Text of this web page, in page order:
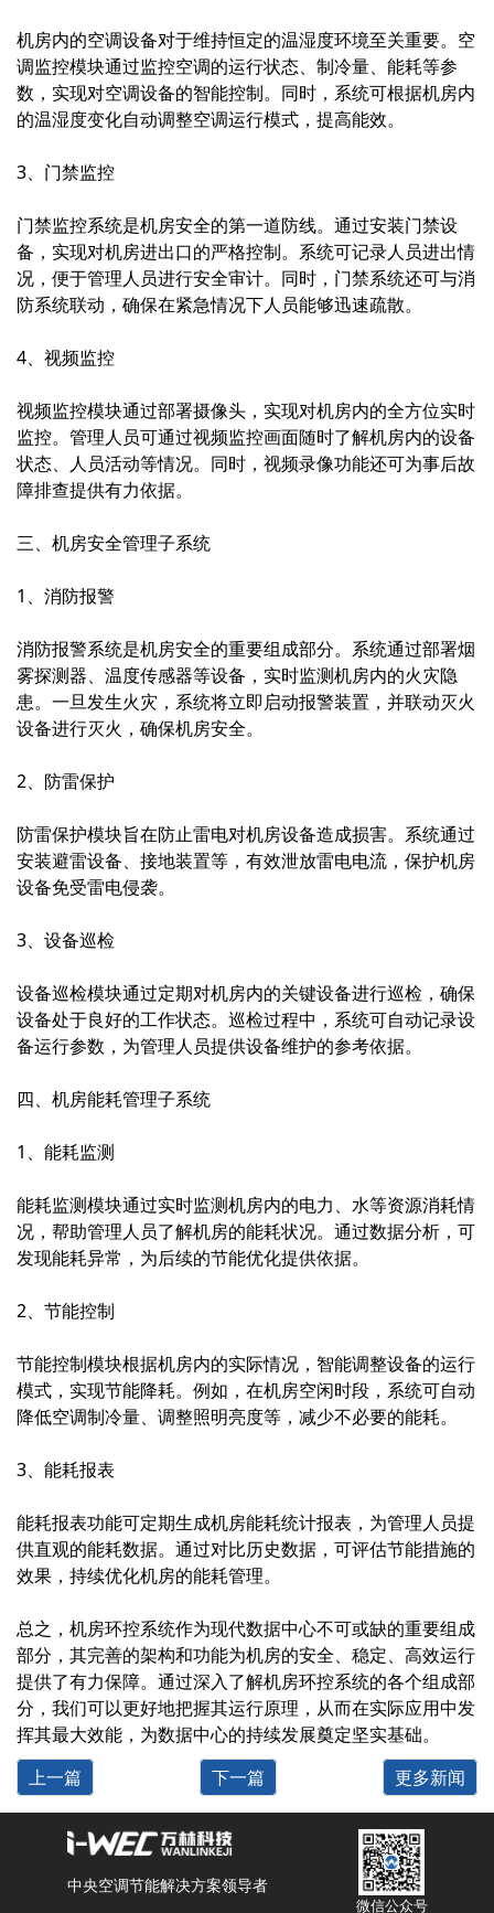
机房内的空调设备对于维持恒定的温湿度环境至关重要。空
调监控模块通过监控空调的运行状态、制冷量、能耗等参
数，实现对空调设备的智能控制。同时，系统可根据机房内
的温湿度变化自动调整空调运行模式，提高能效。
3、门禁监控
门禁监控系统是机房安全的第一道防线。通过安装门禁设
备，实现对机房进出口的严格控制。系统可记录人员进出情
况，便于管理人员进行安全审计。同时，门禁系统还可与消
防系统联动，确保在紧急情况下人员能够迅速疏散。
4、视频监控
视频监控模块通过部署摄像头，实现对机房内的全方位实时
监控。管理人员可通过视频监控画面随时了解机房内的设备
状态、人员活动等情况。同时，视频录像功能还可为事后故
障排查提供有力依据。
三、机房安全管理子系统
1、消防报警
消防报警系统是机房安全的重要组成部分。系统通过部署烟
雾探测器、温度传感器等设备，实时监测机房内的火灾隐
患。一旦发生火灾，系统将立即启动报警装置，并联动灭火
设备进行灭火，确保机房安全。
2、防雷保护
防雷保护模块旨在防止雷电对机房设备造成损害。系统通过
安装避雷设备、接地装置等，有效泄放雷电电流，保护机房
设备免受雷电侵袭。
3、设备巡检
设备巡检模块通过定期对机房内的关键设备进行巡检，确保
设备处于良好的工作状态。巡检过程中，系统可自动记录设
备运行参数，为管理人员提供设备维护的参考依据。
四、机房能耗管理子系统
1、能耗监测
能耗监测模块通过实时监测机房内的电力、水等资源消耗情
况，帮助管理人员了解机房的能耗状况。通过数据分析，可
发现能耗异常，为后续的节能优化提供依据。
2、节能控制
节能控制模块根据机房内的实际情况，智能调整设备的运行
模式，实现节能降耗。例如，在机房空闲时段，系统可自动
降低空调制冷量、调整照明亮度等，减少不必要的能耗。
3、能耗报表
能耗报表功能可定期生成机房能耗统计报表，为管理人员提
供直观的能耗数据。通过对比历史数据，可评估节能措施的
效果，持续优化机房的能耗管理。
总之，机房环控系统作为现代数据中心不可或缺的重要组成
部分，其完善的架构和功能为机房的安全、稳定、高效运行
提供了有力保障。通过深入了解机房环控系统的各个组成部
分，我们可以更好地把握其运行原理，从而在实际应用中发
挥其最大效能，为数据中心的持续发展奠定坚实基础。
上一篇
下一篇 更多新闻
中央空调节能解决方案领导者
微信公众号